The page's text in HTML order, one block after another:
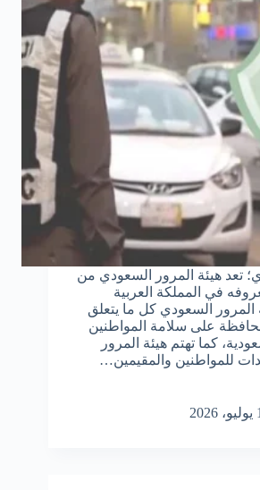
تعد هيئة المرور السعودي من
في المملكة العربية
المرور السعودي كل ما يتعلق
على سلامة المواطنين
كما تهتم هيئة المرور
للمواطنين والمقيمين…